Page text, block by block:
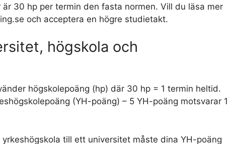
30 hp per termin den fasta normen. Vill du läsa mer
och acceptera en högre studietakt.
högskola och
högskolepoäng (hp) där 30 hp = 1 termin heltid.
(YH-poäng) – 5 YH-poäng motsvarar 1
till ett universitet måste dina YH-poäng